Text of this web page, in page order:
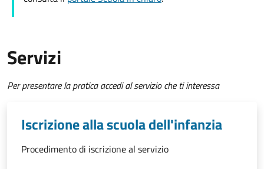
Servizi
Per presentare la pratica accedi al servizio che ti interessa
Iscrizione alla scuola dell'infanzia
Procedimento di iscrizione al servizio